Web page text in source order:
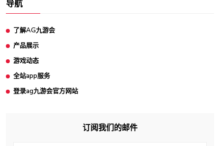
导航
了解AG九游会
产品展示
游戏动态
全站app服务
登录ag九游会官方网站
订阅我们的邮件